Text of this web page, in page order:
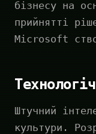
бізнесу на
прийнятті
Microsoft
Штучний
культури.